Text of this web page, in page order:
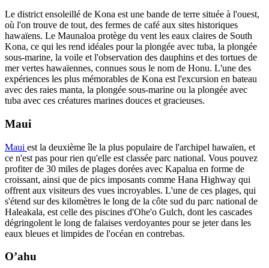
Le district ensoleillé de Kona est une bande de terre située à l'ouest,
où l'on trouve de tout, des fermes de café aux sites historiques
hawaïens. Le Maunaloa protège du vent les eaux claires de South
Kona, ce qui les rend idéales pour la plongée avec tuba, la plongée
sous-marine, la voile et l'observation des dauphins et des tortues de
mer vertes hawaïennes, connues sous le nom de Honu. L'une des
expériences les plus mémorables de Kona est l'excursion en bateau
avec des raies manta, la plongée sous-marine ou la plongée avec
tuba avec ces créatures marines douces et gracieuses.
Maui
Maui est la deuxième île la plus populaire de l'archipel hawaïen, et
ce n'est pas pour rien qu'elle est classée parc national. Vous pouvez
profiter de 30 miles de plages dorées avec Kapalua en forme de
croissant, ainsi que de pics imposants comme Hana Highway qui
offrent aux visiteurs des vues incroyables. L'une de ces plages, qui
s'étend sur des kilomètres le long de la côte sud du parc national de
Haleakala, est celle des piscines d'Ohe'o Gulch, dont les cascades
dégringolent le long de falaises verdoyantes pour se jeter dans les
eaux bleues et limpides de l'océan en contrebas.
O’ahu